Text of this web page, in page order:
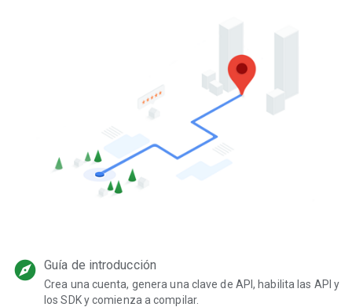
explore Guía de introducción
Crea una cuenta, genera una clave de API, habilita las API y
los SDK y comienza a compilar.